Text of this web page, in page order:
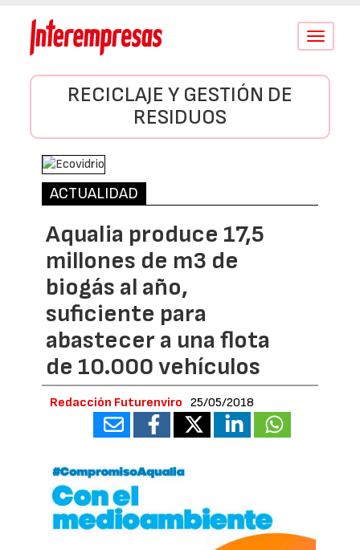
Conmutar
RECICLAJE Y GESTIÓN DE
RESIDUOS
ACTUALIDAD
Aqualia produce 17,5
millones de m3 de
biogás al año,
suficiente para
abastecer a una flota
de 10.000 vehículos
Redacción Futurenviro 25/05/2018